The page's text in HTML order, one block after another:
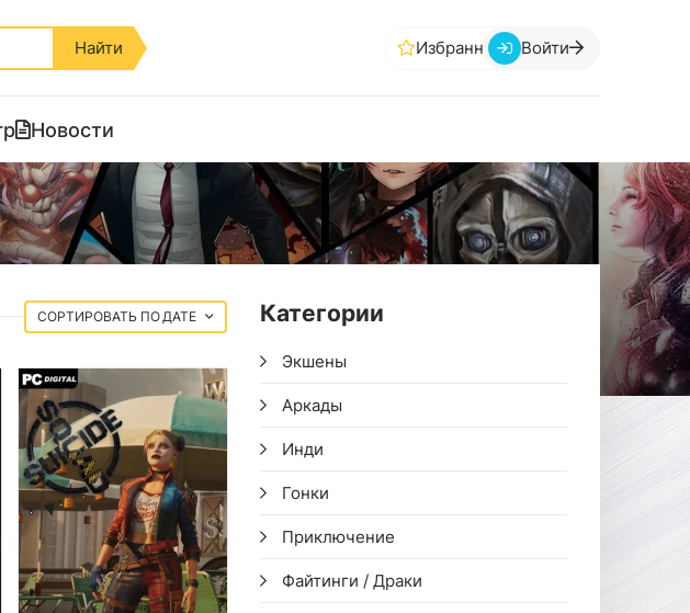
Найти Избранное Войти
Новости
ДАТЕ Категории
Экшены
Аркады
Инди
Гонки
Приключение
Файтинги / Драки